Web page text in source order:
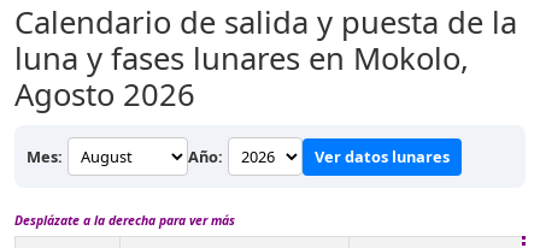
Calendario de salida y puesta de la
luna y fases lunares en Mokolo,
Agosto 2026
Mes: Año: Ver datos lunares
Desplázate a la derecha para ver más